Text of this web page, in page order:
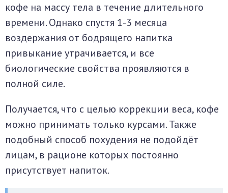
кофе на массу тела в течение длительного
времени. Однако спустя 1-3 месяца
воздержания от бодрящего напитка
привыкание утрачивается, и все
биологические свойства проявляются в
полной силе.
Получается, что с целью коррекции веса, кофе
можно принимать только курсами. Также
подобный способ похудения не подойдёт
лицам, в рационе которых постоянно
присутствует напиток.